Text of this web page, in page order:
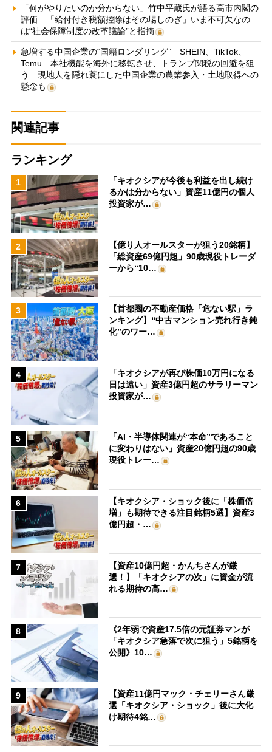
「何がやりたいのか分からない」竹中平蔵氏が語る高市内閣の
評価 「給付付き税額控除はその場しのぎ」いま不可欠なの
は“社会保障制度の改革議論”と指摘
急増する中国企業の“国籍ロンダリング” SHEIN、TikTok、
Temu…本社機能を海外に移転させ、トランプ関税の回避を狙
う 現地人を隠れ蓑にした中国企業の農業参入・土地取得への
懸念も
関連記事
ランキング
1
「キオクシアが今後も利益を出し続け
るかは分からない」資産11億円の個人
投資家が…
2
【億り人オールスターが狙う20銘柄】
「総資産69億円超」90歳現役トレーダ
ーから“10…
3
【首都圏の不動産価格「危ない駅」ラ
ンキング】“中古マンション売れ行き鈍
化”のワー…
4
「キオクシアが再び株価10万円になる
日は遠い」資産3億円超のサラリーマン
投資家が…
5
「AI・半導体関連が“本命”であること
に変わりはない」資産20億円超の90歳
現役トレー…
6
【キオクシア・ショック後に「株価倍
増」も期待できる注目銘柄5選】資産3
億円超・…
7
【資産10億円超・かんちさんが厳
選！】「キオクシアの次」に資金が流
れる期待の高…
8
《2年弱で資産17.5倍の元証券マンが
「キオクシア急落で次に狙う」5銘柄を
公開》10…
9
【資産11億円マック・チェリーさん厳
選「キオクシア・ショック」後に大化
け期待4銘…